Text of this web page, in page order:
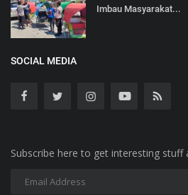
Imbau Masyarakat...
SOCIAL MEDIA
Subscribe here to get interesting stuff